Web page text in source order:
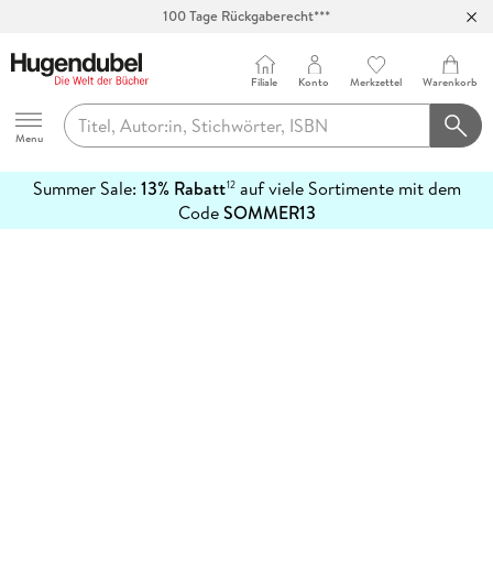
100 Tage Rückgaberecht***
Hugendubel
Menu
Filiale Konto Merkzettel Warenkorb
Summer Sale: 13% Rabatt12auf viele Sortimente mit dem
CodeSOMMER13
erfahren